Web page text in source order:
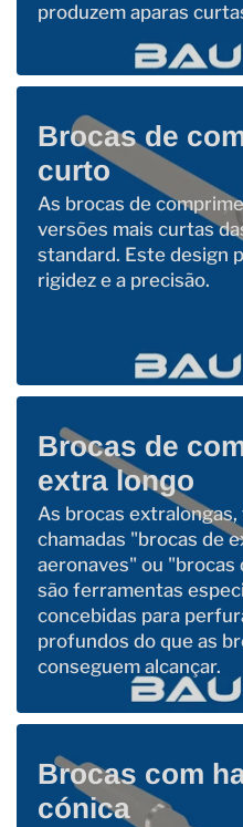
produzem aparas
Brocas de
curto
As brocas de
versões mais curtas
standard. Este design
rigidez e a precisão.
Brocas de
extra longo
As brocas
chamadas "brocas de
aeronaves" ou "brocas
são ferramentas
concebidas para
profundos do que as
conseguem alcançar.
Brocas com
cónica